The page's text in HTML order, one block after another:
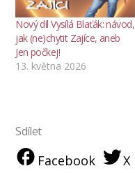
Nový díl Vysílá Blaťák: návod,
jak (ne)chytit Zajíce, aneb
Jen počkej!
13. května 2026
Sdílet
Facebook X